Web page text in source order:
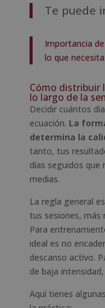
Te puede
Importancia
lo que
Cómo distribuir
lo largo de la
Decidir cuántos
ecuación. La
determina la
tanto, tus
días seguidos que
medias.
La regla general
tus sesiones, más
Para
ideal es no
descanso activo.
de baja
Aquí tienes